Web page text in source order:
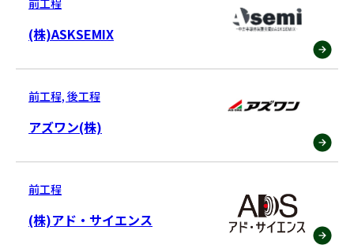
前工程
(株)ASKSEMIX
前工程, 後工程
アズワン(株)
前工程
(株)アド・サイエンス